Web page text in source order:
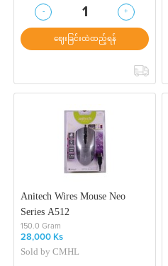
- 1
+
ဈေးခြင်းထဲထည့်ရန်
Anitech Wires Mouse Neo
Series A512
150.0 Gram
28,000 Ks
Sold byCMHL